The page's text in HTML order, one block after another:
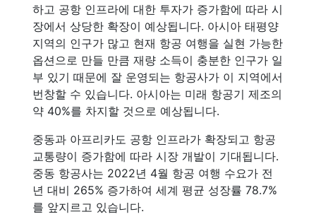
하고 공항 인프라에 대한 투자가 증가함에 따라 시
장에서 상당한 확장이 예상됩니다. 아시아 태평양
지역의 인구가 많고 현재 항공 여행을 실현 가능한
옵션으로 만들 만큼 재량 소득이 충분한 인구가 일
부 있기 때문에 잘 운영되는 항공사가 이 지역에서
번창할 수 있습니다. 아시아는 미래 항공기 제조의
약 40%를 차지할 것으로 예상됩니다.
중동과 아프리카도 공항 인프라가 확장되고 항공
교통량이 증가함에 따라 시장 개발이 기대됩니다.
중동 항공사는 2022년 4월 항공 여행 수요가 전
년 대비 265% 증가하여 세계 평균 성장률 78.7%
를 앞지르고 있습니다.